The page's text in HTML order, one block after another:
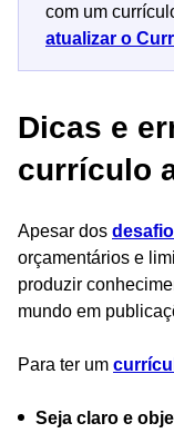
com um
atualizar o
Dicas e
currículo
Apesar dos
orçamentários e
produzir
mundo em
Para ter um
Seja claro e